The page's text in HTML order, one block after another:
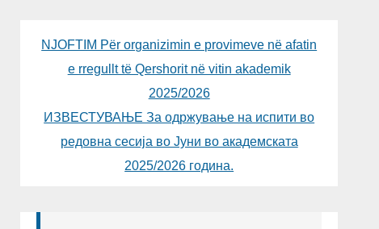
NJOFTIM Për organizimin e provimeve në afatin
e rregullt të Qershorit në vitin akademik
2025/2026
ИЗВЕСТУВАЊЕ За одржување на испити во
редовна сесија во Јуни во академската
2025/2026 година.